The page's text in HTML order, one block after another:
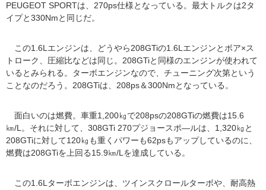
PEUGEOT SPORTは、270ps仕様となっている。最大トルクは2タ
イプと330Nmと同じだ。
この1.6Lエンジンは、どうやら208GTiの1.6Lエンジンとボア×ス
トローク、圧縮比などは同じ。208GTiと同様のエンジンが使われて
いるとみられる。ターボエンジンなので、チューニング次第という
ことなのだろう。208GTiは、208ps＆300Nmとなっている。
面白いのは燃費。車重1,200㎏で208psの208GTiの燃費は15.6
㎞/L。それに対して、308GTi 270プジョースポ―ルは、1,320㎏と
208GTiに対して120㎏も重くパワーも62psもアップしているのに、
燃費は208GTiを上回る15.9㎞/Lを達成している。
この1.6Lターボエンジンは、ツインスクロールターボや、耐高熱